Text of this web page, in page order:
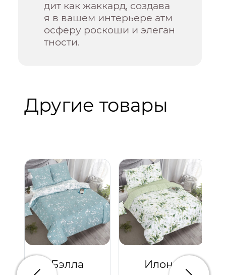
дит как жаккард, создава
я в вашем интерьере атм
осферу роскоши и элеган
тности.
Другие товары
Бэлла Илона